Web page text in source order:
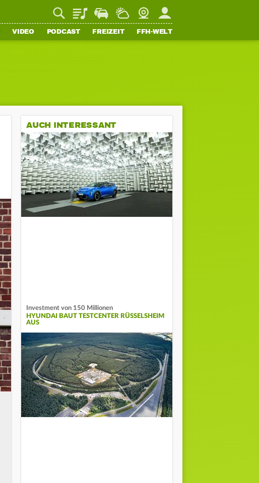
PlaylistStaupilotWetterWebcamMein FFH
VIDEO PODCAST FREIZEIT FFH-WELT
AUCH INTERESSANT
Investment von 150 Millionen
HYUNDAI BAUT TESTCENTER RÜSSELSHEIM
AUS